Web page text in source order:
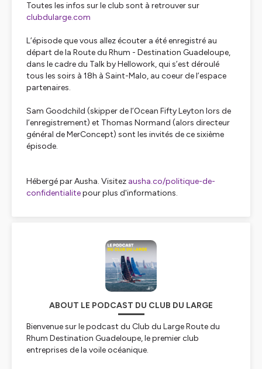
Toutes les infos sur le club sont à retrouver sur
clubdularge.com
L’épisode que vous allez écouter a été enregistré au
départ de la Route du Rhum - Destination Guadeloupe,
dans le cadre du Talk by Hellowork, qui s’est déroulé
tous les soirs à 18h à Saint-Malo, au coeur de l’espace
partenaires.
Sam Goodchild (skipper de l’Ocean Fifty Leyton lors de
l’enregistrement) et Thomas Normand (alors directeur
général de MerConcept) sont les invités de ce sixième
épisode.
Hébergé par Ausha. Visitez ausha.co/politique-de-
confidentialitepour plus d'informations.
ABOUT LE PODCAST DU CLUB DU LARGE
Bienvenue sur le podcast du Club du Large Route du
Rhum Destination Guadeloupe, le premier club
entreprises de la voile océanique.